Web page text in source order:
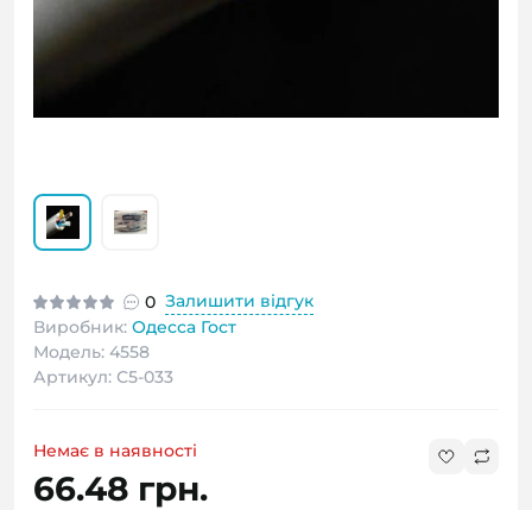
0 Залишити відгук
Виробник: Одесса Гост
Модель: 4558
Артикул: С5-033
Немає в наявності
66.48 грн.